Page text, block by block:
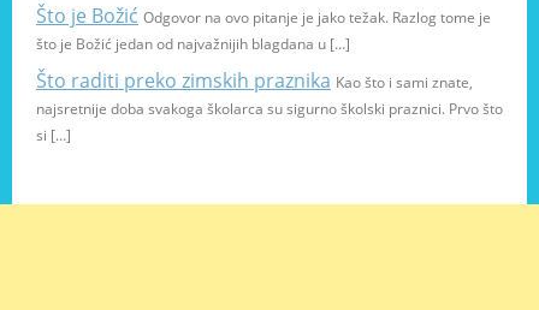
Što je Božić Odgovor na ovo pitanje je jako težak. Razlog tome je
što je Božić jedan od najvažnijih blagdana u […]
Što raditi preko zimskih praznika Kao što i sami znate,
najsretnije doba svakoga školarca su sigurno školski praznici. Prvo što
si […]